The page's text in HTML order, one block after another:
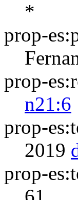
*
prop-
prop-
n21:6
prop-
2019
prop-